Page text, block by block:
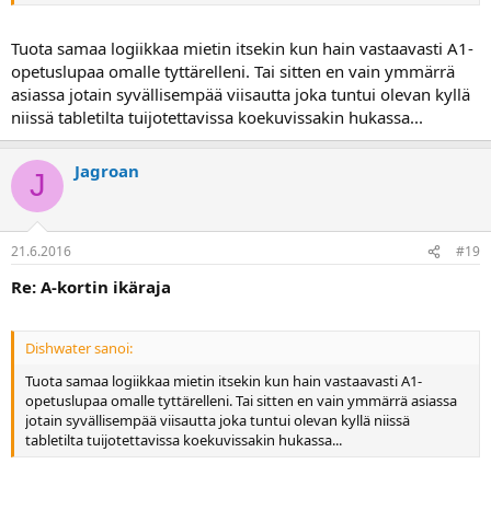
Tuota samaa logiikkaa mietin itsekin kun hain vastaavasti A1-
opetuslupaa omalle tyttärelleni. Tai sitten en vain ymmärrä
asiassa jotain syvällisempää viisautta joka tuntui olevan kyllä
niissä tabletilta tuijotettavissa koekuvissakin hukassa...
J Jagroan
21.6.2016 #19
Re: A-kortin ikäraja
Dishwater sanoi:
Tuota samaa logiikkaa mietin itsekin kun hain vastaavasti A1-
opetuslupaa omalle tyttärelleni. Tai sitten en vain ymmärrä asiassa
jotain syvällisempää viisautta joka tuntui olevan kyllä niissä
tabletilta tuijotettavissa koekuvissakin hukassa...